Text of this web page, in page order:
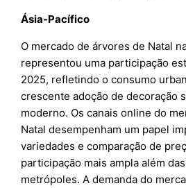
Ásia-Pacífico
O mercado de árvores de Natal
representou uma participação
2025, refletindo o consumo
crescente adoção de decoração
moderno. Os canais online do
Natal desempenham um papel
variedades e comparação de
participação mais ampla além
metrópoles. A demanda do